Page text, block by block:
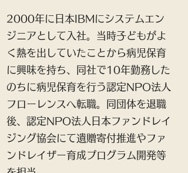
2000年に日本IBMにシステムエン
ジニアとして入社。当時子どもがよ
く熱を出していたことから病児保育
に興味を持ち、同社で10年勤務した
のちに病児保育を行う認定NPO法人
フローレンスへ転職。同団体を退職
後、認定NPO法人日本ファンドレイ
ジング協会にて遺贈寄付推進やファ
ンドレイザー育成プログラム開発等